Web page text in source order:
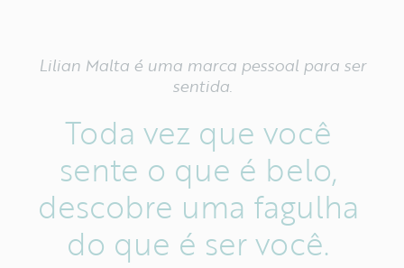
Lilian Malta é uma marca pessoal para ser
sentida.
Toda vez que você
sente o que é belo,
descobre uma fagulha
do que é servocê.